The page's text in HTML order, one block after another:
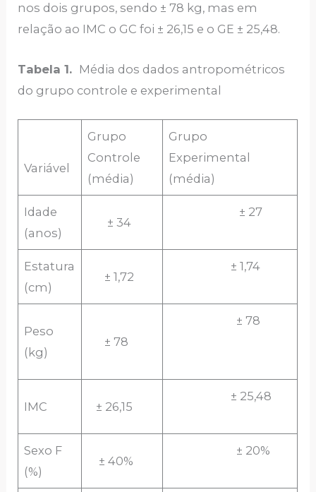
nos dois grupos, sendo ± 78 kg, mas em
relação ao IMC o GC foi ± 26,15 e o GE ± 25,48.
Tabela 1. Média dos dados antropométricos
do grupo controle e experimental
Variável
Grupo
Controle
(média)
Grupo
Experimental
(média)
Idade
(anos)
± 34
± 27
Estatura
(cm)
± 1,72
± 1,74
Peso
(kg)
± 78
± 78
IMC ± 26,15
± 25,48
Sexo F
(%)
± 40%
± 20%